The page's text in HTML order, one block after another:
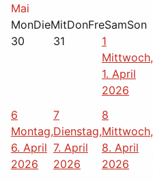
Mai
MonDieMitDonFreSamSon
30
31
1
Mittwoch,
1. April
2026
6
Montag,
6. April
2026
7
Dienstag,
7. April
2026
8
Mittwoch,
8. April
2026